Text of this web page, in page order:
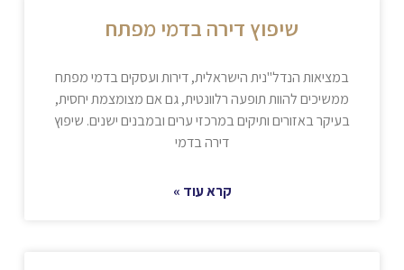
שיפוץ דירה בדמי מפתח
במציאות הנדל"נית הישראלית, דירות ועסקים בדמי מפתח
ממשיכים להוות תופעה רלוונטית, גם אם מצומצמת יחסית,
בעיקר באזורים ותיקים במרכזי ערים ובמבנים ישנים. שיפוץ
דירה בדמי
קרא עוד »